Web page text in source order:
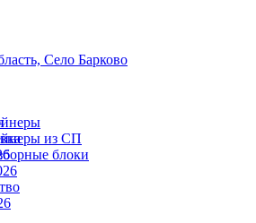
Село Барково
из СП
блоки